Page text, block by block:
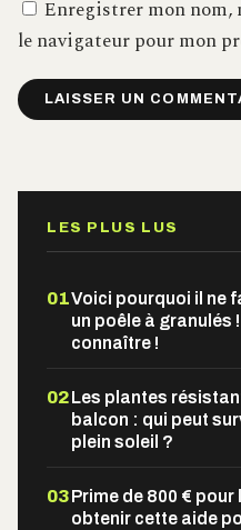
Enregistrer mon nom,
le navigateur pour mon
LES PLUS LUS
01Voici pourquoi il ne
un poêle à granulés
connaître !
02Les plantes
balcon : qui peut
plein soleil ?
03Prime de 800 €
obtenir cette aide